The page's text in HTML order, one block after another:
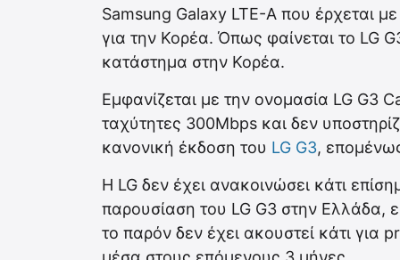
Samsung Galaxy LTE-A που έρχεται
για την Κορέα. Όπως φαίνεται το LG
κατάστημα στην Κορέα.
Εμφανίζεται με την ονομασία LG G3
ταχύτητες 300Mbps και δεν
κανονική έκδοση του LG G3,
H LG δεν έχει ανακοινώσει κάτι
παρουσίαση του LG G3 στην Ελλάδα,
το παρόν δεν έχει ακουστεί κάτι για